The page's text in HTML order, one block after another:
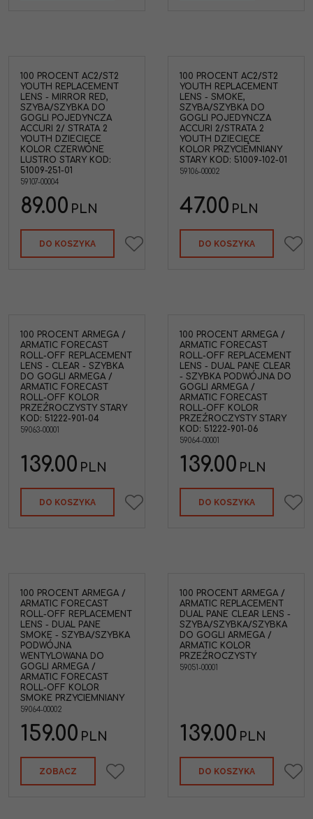
100 PROCENT AC2/ST2
YOUTH REPLACEMENT
LENS - MIRROR RED,
SZYBA/SZYBKA DO
GOGLI POJEDYNCZA
ACCURI 2/ STRATA 2
YOUTH DZIECIĘCE
KOLOR CZERWONE
LUSTRO STARY KOD:
51009-251-01
59107-00004
89.00 PLN
DO KOSZYKA
100 PROCENT AC2/ST2
YOUTH REPLACEMENT
LENS - SMOKE,
SZYBA/SZYBKA DO
GOGLI POJEDYNCZA
ACCURI 2/STRATA 2
YOUTH DZIECIĘCE
KOLOR PRZYCIEMNIANY
STARY KOD: 51009-102-01
59106-00002
47.00 PLN
DO KOSZYKA
100 PROCENT ARMEGA /
ARMATIC FORECAST
ROLL-OFF REPLACEMENT
LENS - CLEAR - SZYBKA
DO GOGLI ARMEGA /
ARMATIC FORECAST
ROLL-OFF KOLOR
PRZEŹROCZYSTY STARY
KOD: 51222-901-04
59063-00001
139.00 PLN
DO KOSZYKA
100 PROCENT ARMEGA /
ARMATIC FORECAST
ROLL-OFF REPLACEMENT
LENS - DUAL PANE CLEAR
- SZYBKA PODWÓJNA DO
GOGLI ARMEGA /
ARMATIC FORECAST
ROLL-OFF KOLOR
PRZEŹROCZYSTY STARY
KOD: 51222-901-06
59064-00001
139.00 PLN
DO KOSZYKA
100 PROCENT ARMEGA /
ARMATIC FORECAST
ROLL-OFF REPLACEMENT
LENS - DUAL PANE
SMOKE - SZYBA/SZYBKA
PODWÓJNA
WENTYLOWANA DO
GOGLI ARMEGA /
ARMATIC FORECAST
ROLL-OFF KOLOR
SMOKE PRZYCIEMNIANY
59064-00002
159.00 PLN
ZOBACZ
100 PROCENT ARMEGA /
ARMATIC REPLACEMENT
DUAL PANE CLEAR LENS -
SZYBA/SZYBKA/SZYBKA
DO GOGLI ARMEGA /
ARMATIC KOLOR
PRZEŹROCZYSTY
59051-00001
139.00 PLN
DO KOSZYKA